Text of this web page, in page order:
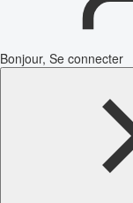
Bonjour, Se connecter